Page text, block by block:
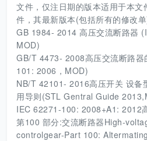
文件，仅注日期的版本适用于本文
件，其最新版本(包括所有的修改单
GB 1984- 2014 高压交流断路器
MOD)
GB/T 4473- 2008高压交流断路
101: 2006，MOD)
NB/T 42101- 2016高压开关 设备
用导则(STL Gentral Guide
IEC 62271-100: 2008+A1: 2012
第100 部分:交流断路器High-
controlgear-Part 100: